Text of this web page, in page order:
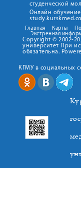
студенческой
Онлайн обучение
Главная Карты
Экстренная
Copyright © 2002-
университет При
обязательна.
КГМУ в социальных